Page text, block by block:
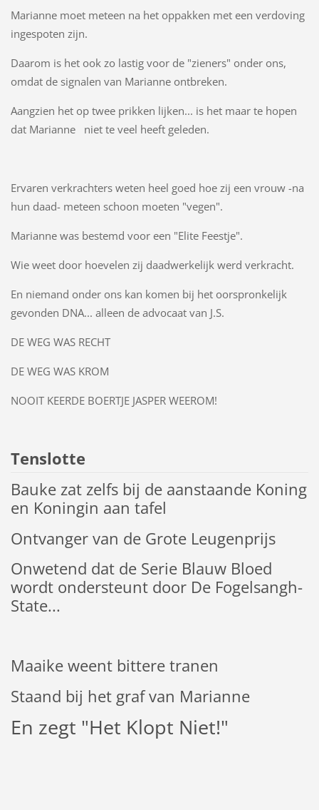
Marianne moet meteen na het oppakken met een verdoving
ingespoten zijn.
Daarom is het ook zo lastig voor de "zieners" onder ons,
omdat de signalen van Marianne ontbreken.
Aangzien het op twee prikken lijken... is het maar te hopen
dat Marianne niet te veel heeft geleden.
Ervaren verkrachters weten heel goed hoe zij een vrouw -na
hun daad- meteen schoon moeten "vegen".
Marianne was bestemd voor een "Elite Feestje".
Wie weet door hoevelen zij daadwerkelijk werd verkracht.
En niemand onder ons kan komen bij het oorspronkelijk
gevonden DNA... alleen de advocaat van J.S.
DE WEG WAS RECHT
DE WEG WAS KROM
NOOIT KEERDE BOERTJE JASPER WEEROM!
Tenslotte
Bauke zat zelfs bij de aanstaande Koning
en Koningin aan tafel
Ontvanger van de Grote Leugenprijs
Onwetend dat de Serie Blauw Bloed
wordt ondersteunt door De Fogelsangh-
State...
Maaike weent bittere tranen
Staand bij het graf van Marianne
En zegt "Het Klopt Niet!"